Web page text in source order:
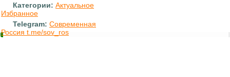
Категории: Актуальное
Избранное
Telegram: Современная
Россия t.me/sov_ros